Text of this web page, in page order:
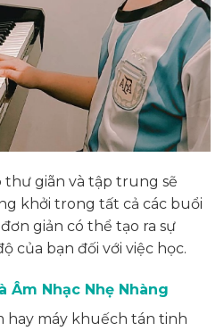
giãn và tập trung sẽ
khởi trong tất cả các buổi
giản có thể tạo ra sự
của bạn đối với việc học.
Âm Nhạc Nhẹ Nhàng
hay máy khuếch tán tinh